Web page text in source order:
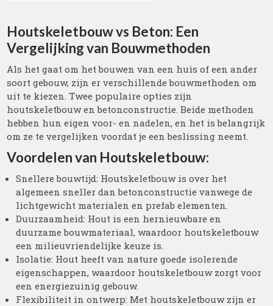
Houtskeletbouw vs Beton: Een
Vergelijking van Bouwmethoden
Als het gaat om het bouwen van een huis of een ander
soort gebouw, zijn er verschillende bouwmethoden om
uit te kiezen. Twee populaire opties zijn
houtskeletbouw en betonconstructie. Beide methoden
hebben hun eigen voor- en nadelen, en het is belangrijk
om ze te vergelijken voordat je een beslissing neemt.
Voordelen van Houtskeletbouw:
Snellere bouwtijd: Houtskeletbouw is over het
algemeen sneller dan betonconstructie vanwege de
lichtgewicht materialen en prefab elementen.
Duurzaamheid: Hout is een hernieuwbare en
duurzame bouwmateriaal, waardoor houtskeletbouw
een milieuvriendelijke keuze is.
Isolatie: Hout heeft van nature goede isolerende
eigenschappen, waardoor houtskeletbouw zorgt voor
een energiezuinig gebouw.
Flexibiliteit in ontwerp: Met houtskeletbouw zijn er